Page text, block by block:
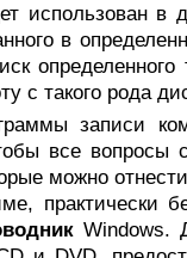
использован
в
с такого рода
записи
все
можно
практически
Windows.